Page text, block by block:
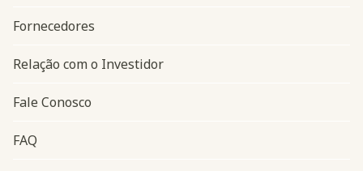
Fornecedores
Relação com o Investidor
Fale Conosco
FAQ